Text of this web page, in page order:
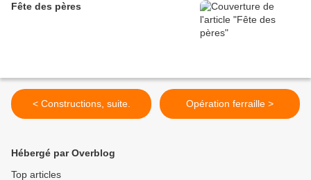
Fête des pères
< Constructions, suite. Opération ferraille >
Hébergé par Overblog
Top articles